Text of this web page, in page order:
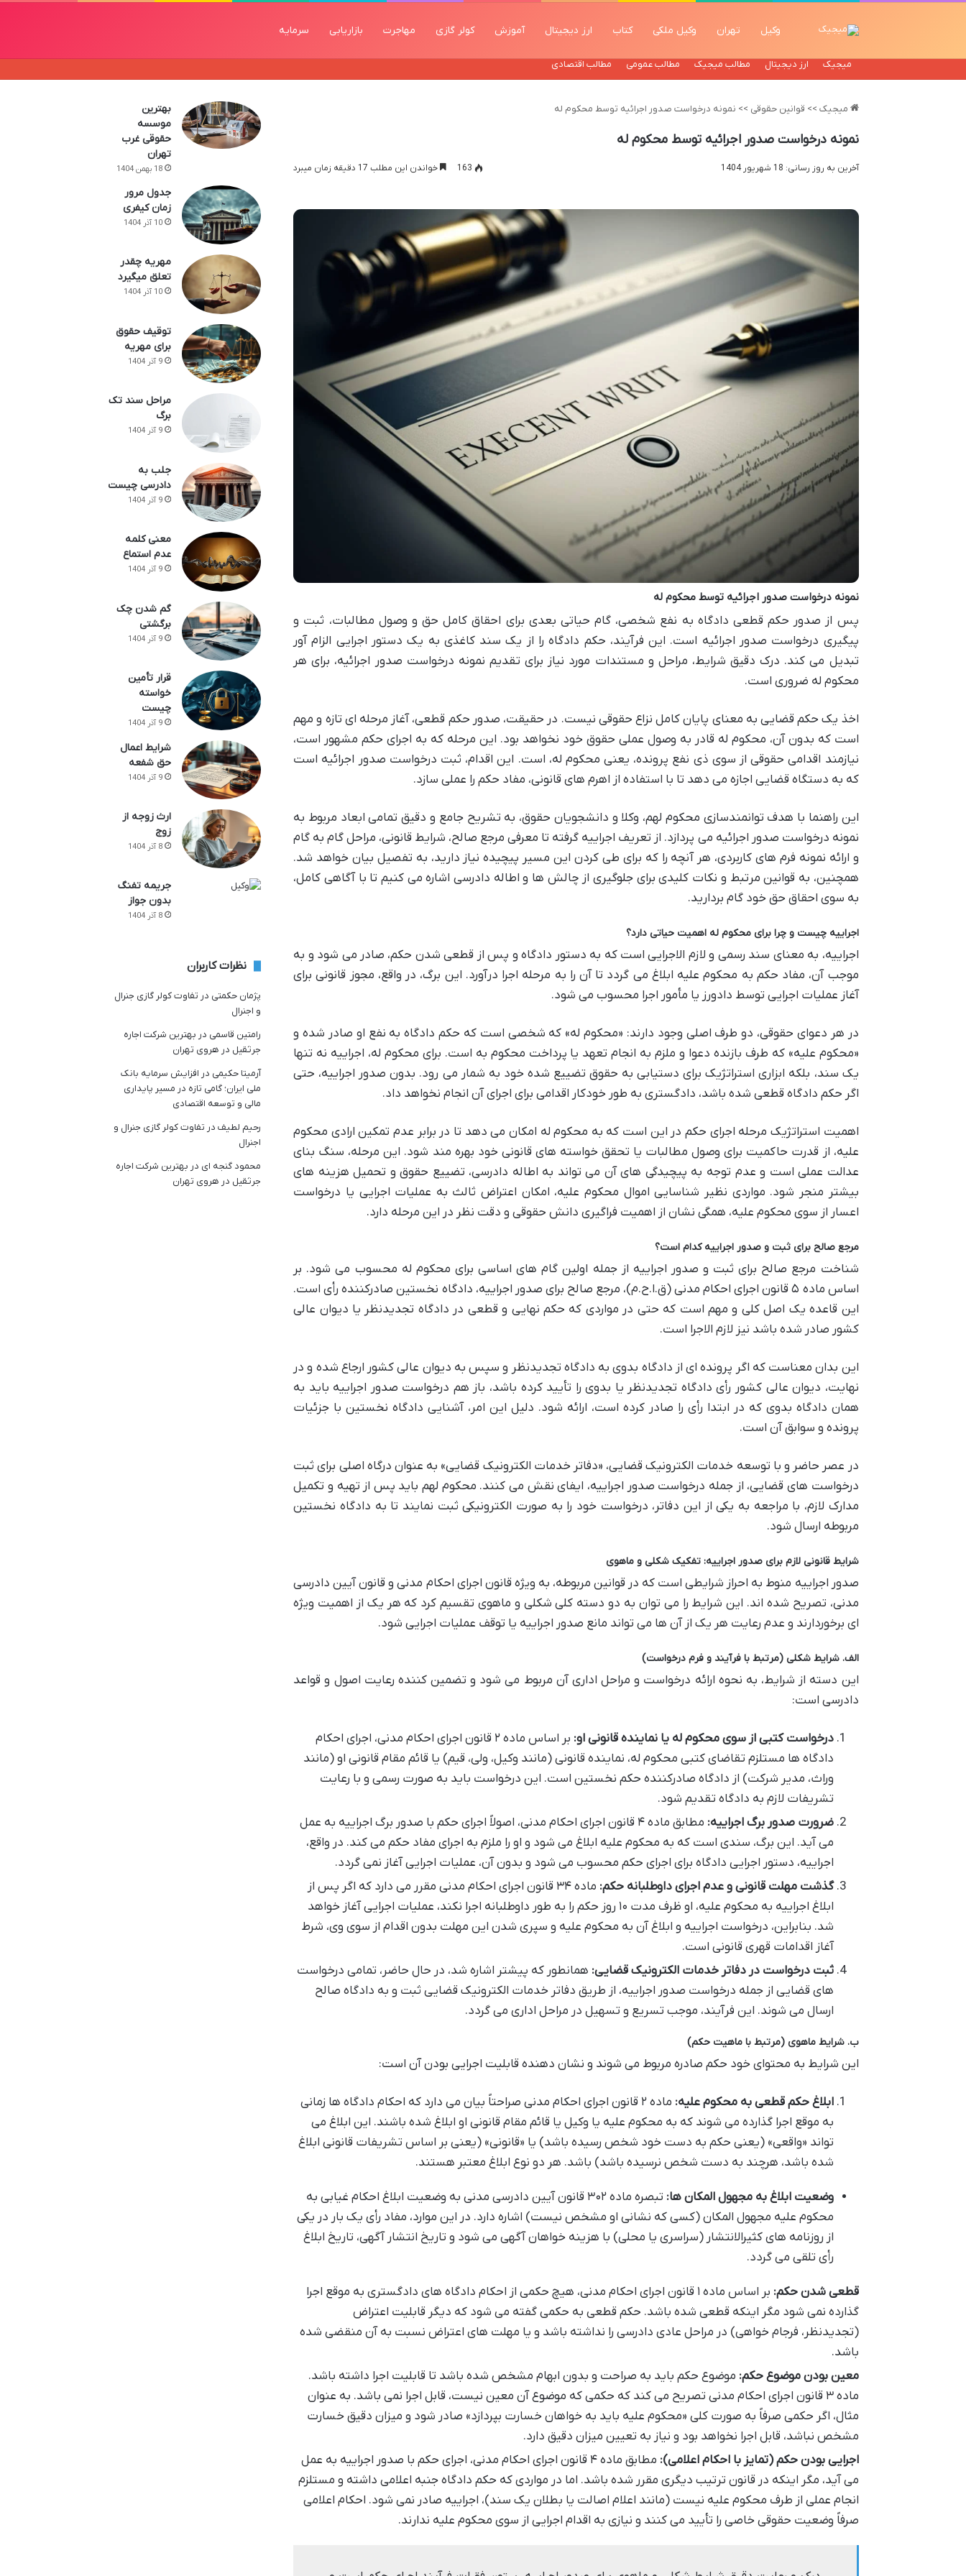
وکیل تهران وکیل ملکی کتاب ارز دیجیتال آموزش کولر گازی مهاجرت بازاریابی سرمایه
میجیک ارز دیجیتال مطالب میجیک مطالب عمومی مطالب اقتصادی
میجیک >> قوانین حقوقی >> نمونه درخواست صدور اجرائیه توسط محکوم له
نمونه درخواست صدور اجرائیه توسط محکوم له
آخرین به روز رسانی: 18 شهریور 1404 163 خواندن این مطلب 17 دقیقه زمان میبرد
نمونه درخواست صدور اجرائیه توسط محکوم له
پس از صدور حکم قطعی دادگاه به نفع شخصی، گام حیاتی بعدی برای احقاق کامل حق و وصول مطالبات، ثبت و
پیگیری درخواست صدور اجرائیه است. این فرآیند، حکم دادگاه را از یک سند کاغذی به یک دستور اجرایی الزام آور
تبدیل می کند. درک دقیق شرایط، مراحل و مستندات مورد نیاز برای تقدیم نمونه درخواست صدور اجرائیه، برای هر
محکوم له ضروری است.
اخذ یک حکم قضایی به معنای پایان کامل نزاع حقوقی نیست. در حقیقت، صدور حکم قطعی، آغاز مرحله ای تازه و مهم
است که بدون آن، محکوم له قادر به وصول عملی حقوق خود نخواهد بود. این مرحله که به اجرای حکم مشهور است،
نیازمند اقدامی حقوقی از سوی ذی نفع پرونده، یعنی محکوم له، است. این اقدام، ثبت درخواست صدور اجرائیه است
که به دستگاه قضایی اجازه می دهد تا با استفاده از اهرم های قانونی، مفاد حکم را عملی سازد.
این راهنما با هدف توانمندسازی محکوم لهم، وکلا و دانشجویان حقوق، به تشریح جامع و دقیق تمامی ابعاد مربوط به
نمونه درخواست صدور اجرائیه می پردازد. از تعریف اجراییه گرفته تا معرفی مرجع صالح، شرایط قانونی، مراحل گام به گام
و ارائه نمونه فرم های کاربردی، هر آنچه را که برای طی کردن این مسیر پیچیده نیاز دارید، به تفصیل بیان خواهد شد.
همچنین، به قوانین مرتبط و نکات کلیدی برای جلوگیری از چالش ها و اطاله دادرسی اشاره می کنیم تا با آگاهی کامل،
به سوی احقاق حق خود گام بردارید.
اجراییه چیست و چرا برای محکوم له اهمیت حیاتی دارد؟
اجراییه، به معنای سند رسمی و لازم الاجرایی است که به دستور دادگاه و پس از قطعی شدن حکم، صادر می شود و به
موجب آن، مفاد حکم به محکوم علیه ابلاغ می گردد تا آن را به مرحله اجرا درآورد. این برگ، در واقع، مجوز قانونی برای
آغاز عملیات اجرایی توسط دادورز یا مأمور اجرا محسوب می شود.
در هر دعوای حقوقی، دو طرف اصلی وجود دارند: «محکوم له» که شخصی است که حکم دادگاه به نفع او صادر شده و
«محکوم علیه» که طرف بازنده دعوا و ملزم به انجام تعهد یا پرداخت محکوم به است. برای محکوم له، اجراییه نه تنها
یک سند، بلکه ابزاری استراتژیک برای دستیابی به حقوق تضییع شده خود به شمار می رود. بدون صدور اجراییه، حتی
اگر حکم دادگاه قطعی شده باشد، دادگستری به طور خودکار اقدامی برای اجرای آن انجام نخواهد داد.
اهمیت استراتژیک مرحله اجرای حکم در این است که به محکوم له امکان می دهد تا در برابر عدم تمکین ارادی محکوم
علیه، از قدرت حاکمیت برای وصول مطالبات یا تحقق خواسته های قانونی خود بهره مند شود. این مرحله، سنگ بنای
عدالت عملی است و عدم توجه به پیچیدگی های آن می تواند به اطاله دادرسی، تضییع حقوق و تحمیل هزینه های
بیشتر منجر شود. مواردی نظیر شناسایی اموال محکوم علیه، امکان اعتراض ثالث به عملیات اجرایی یا درخواست
اعسار از سوی محکوم علیه، همگی نشان از اهمیت فراگیری دانش حقوقی و دقت نظر در این مرحله دارد.
مرجع صالح برای ثبت و صدور اجراییه کدام است؟
شناخت مرجع صالح برای ثبت و صدور اجراییه از جمله اولین گام های اساسی برای محکوم له محسوب می شود. بر
اساس ماده ۵ قانون اجرای احکام مدنی (ق.ا.ح.م)، مرجع صالح برای صدور اجراییه، دادگاه نخستین صادرکننده رأی است.
این قاعده یک اصل کلی و مهم است که حتی در مواردی که حکم نهایی و قطعی در دادگاه تجدیدنظر یا دیوان عالی
کشور صادر شده باشد نیز لازم الاجرا است.
این بدان معناست که اگر پرونده ای از دادگاه بدوی به دادگاه تجدیدنظر و سپس به دیوان عالی کشور ارجاع شده و در
نهایت، دیوان عالی کشور رأی دادگاه تجدیدنظر یا بدوی را تأیید کرده باشد، باز هم درخواست صدور اجراییه باید به
همان دادگاه بدوی که در ابتدا رأی را صادر کرده است، ارائه شود. دلیل این امر، آشنایی دادگاه نخستین با جزئیات
پرونده و سوابق آن است.
در عصر حاضر و با توسعه خدمات الکترونیک قضایی، «دفاتر خدمات الکترونیک قضایی» به عنوان درگاه اصلی برای ثبت
درخواست های قضایی، از جمله درخواست صدور اجراییه، ایفای نقش می کنند. محکوم لهم باید پس از تهیه و تکمیل
مدارک لازم، با مراجعه به یکی از این دفاتر، درخواست خود را به صورت الکترونیکی ثبت نمایند تا به دادگاه نخستین
مربوطه ارسال شود.
شرایط قانونی لازم برای صدور اجراییه: تفکیک شکلی و ماهوی
صدور اجراییه منوط به احراز شرایطی است که در قوانین مربوطه، به ویژه قانون اجرای احکام مدنی و قانون آیین دادرسی
مدنی، تصریح شده اند. این شرایط را می توان به دو دسته کلی شکلی و ماهوی تقسیم کرد که هر یک از اهمیت ویژه
ای برخوردارند و عدم رعایت هر یک از آن ها می تواند مانع صدور اجراییه یا توقف عملیات اجرایی شود.
الف. شرایط شکلی (مرتبط با فرآیند و فرم درخواست)
این دسته از شرایط، به نحوه ارائه درخواست و مراحل اداری آن مربوط می شود و تضمین کننده رعایت اصول و قواعد
دادرسی است:
درخواست کتبی از سوی محکوم له یا نماینده قانونی او:
بر اساس ماده ۲ قانون اجرای احکام مدنی، اجرای احکام
دادگاه ها مستلزم تقاضای کتبی محکوم له، نماینده قانونی (مانند وکیل، ولی، قیم) یا قائم مقام قانونی او (مانند
وراث، مدیر شرکت) از دادگاه صادرکننده حکم نخستین است. این درخواست باید به صورت رسمی و با رعایت
تشریفات لازم به دادگاه تقدیم شود.
ضرورت صدور برگ اجراییه:
مطابق ماده ۴ قانون اجرای احکام مدنی، اصولاً اجرای حکم با صدور برگ اجراییه به عمل
می آید. این برگ، سندی است که به محکوم علیه ابلاغ می شود و او را ملزم به اجرای مفاد حکم می کند. در واقع،
اجراییه، دستور اجرایی دادگاه برای اجرای حکم محسوب می شود و بدون آن، عملیات اجرایی آغاز نمی گردد.
گذشت مهلت قانونی و عدم اجرای داوطلبانه حکم:
ماده ۳۴ قانون اجرای احکام مدنی مقرر می دارد که اگر پس از
ابلاغ اجراییه به محکوم علیه، او ظرف مدت ۱۰ روز حکم را به طور داوطلبانه اجرا نکند، عملیات اجرایی آغاز خواهد
شد. بنابراین، درخواست اجراییه و ابلاغ آن به محکوم علیه و سپری شدن این مهلت بدون اقدام از سوی وی، شرط
آغاز اقدامات قهری قانونی است.
ثبت درخواست در دفاتر خدمات الکترونیک قضایی: همانطور که پیشتر اشاره شد، در حال حاضر، تمامی درخواست
های قضایی از جمله درخواست صدور اجراییه، از طریق دفاتر خدمات الکترونیک قضایی ثبت و به دادگاه صالح
ارسال می شوند. این فرآیند، موجب تسریع و تسهیل در مراحل اداری می گردد.
ب. شرایط ماهوی (مرتبط با ماهیت حکم)
این شرایط به محتوای خود حکم صادره مربوط می شوند و نشان دهنده قابلیت اجرایی بودن آن است:
ابلاغ حکم قطعی به محکوم علیه:
ماده ۲ قانون اجرای احکام مدنی صراحتاً بیان می دارد که احکام دادگاه ها زمانی
به موقع اجرا گذارده می شوند که به محکوم علیه یا وکیل یا قائم مقام قانونی او ابلاغ شده باشند. این ابلاغ می
تواند «واقعی» (یعنی حکم به دست خود شخص رسیده باشد) یا «قانونی» (یعنی بر اساس تشریفات قانونی ابلاغ
شده باشد، هرچند به دست شخص نرسیده باشد) باشد. هر دو نوع ابلاغ معتبر هستند.
وضعیت ابلاغ به مجهول المکان ها:
تبصره ماده ۳۰۲ قانون آیین دادرسی مدنی به وضعیت ابلاغ احکام غیابی به
محکوم علیه مجهول المکان (کسی که نشانی او مشخص نیست) اشاره دارد. در این موارد، مفاد رأی یک بار در یکی
از روزنامه های کثیرالانتشار (سراسری یا محلی) با هزینه خواهان آگهی می شود و تاریخ انتشار آگهی، تاریخ ابلاغ
رأی تلقی می گردد.
قطعی شدن حکم:
بر اساس ماده ۱ قانون اجرای احکام مدنی، هیچ حکمی از احکام دادگاه های دادگستری به موقع اجرا
گذارده نمی شود مگر اینکه قطعی شده باشد. حکم قطعی به حکمی گفته می شود که دیگر قابلیت اعتراض
(تجدیدنظر، فرجام خواهی) در مراحل عادی دادرسی را نداشته باشد و یا مهلت های اعتراض نسبت به آن منقضی شده
باشد.
معین بودن موضوع حکم: موضوع حکم باید به صراحت و بدون ابهام مشخص شده باشد تا قابلیت اجرا داشته باشد.
ماده ۳ قانون اجرای احکام مدنی تصریح می کند که حکمی که موضوع آن معین نیست، قابل اجرا نمی باشد. به عنوان
مثال، اگر حکمی صرفاً به صورت کلی «محکوم علیه باید به خواهان خسارت بپردازد» صادر شود و میزان دقیق خسارت
مشخص نباشد، قابل اجرا نخواهد بود و نیاز به تعیین میزان دقیق دارد.
اجرایی بودن حکم (تمایز با احکام اعلامی):
مطابق ماده ۴ قانون اجرای احکام مدنی، اجرای حکم با صدور اجراییه به عمل
می آید، مگر اینکه در قانون ترتیب دیگری مقرر شده باشد. اما در مواردی که حکم دادگاه جنبه اعلامی داشته و مستلزم
انجام عملی از طرف محکوم علیه نیست (مانند اعلام اصالت یا بطلان یک سند)، اجراییه صادر نمی شود. احکام اعلامی
صرفاً وضعیت حقوقی خاصی را تأیید می کنند و نیازی به اقدام اجرایی از سوی محکوم علیه ندارند.
بهترین
موسسه
حقوقی غرب
تهران
18 بهمن 1404
جدول مرور
زمان کیفری
10 آذر 1404
مهریه چقدر
تعلق میگیرد
10 آذر 1404
توقیف حقوق
برای مهریه
9 آذر 1404
مراحل سند تک
برگ
9 آذر 1404
جلب به
دادرسی چیست
9 آذر 1404
معنی کلمه
عدم استماع
9 آذر 1404
گم شدن چک
برگشتی
9 آذر 1404
قرار تأمین
خواسته
چیست
9 آذر 1404
شرایط اعمال
حق شفعه
9 آذر 1404
ارث زوجه از
زوج
8 آذر 1404
جریمه تفنگ
بدون جواز
8 آذر 1404
نظرات کاربران
پژمان حکمتی در تفاوت کولر گازی جنرال
و اجنرال
رامتین قاسمی در بهترین شرکت اجاره
جرثقیل در هروی تهران
آرمیتا حکیمی در افزایش سرمایه بانک
ملی ایران؛ گامی تازه در مسیر پایداری
مالی و توسعه اقتصادی
رحیم لطیفدر تفاوت کولر گازی جنرال و
اجنرال
محمود گنجه ای در بهترین شرکت اجاره
جرثقیل در هروی تهران